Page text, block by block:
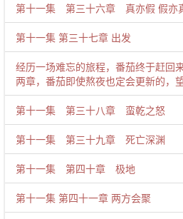
第十一集 第三十六章 真亦假 假亦
第十一集 第三十七章 出发
经历一场难忘的旅程，番茄终于赶回
两章，番茄即使熬夜也定会更新的，
第十一集 第三十八章 蛮乾之怒
第十一集 第三十九章 死亡深渊
第十一集 第四十章 极地
第十一集 第四十一章 两方会聚